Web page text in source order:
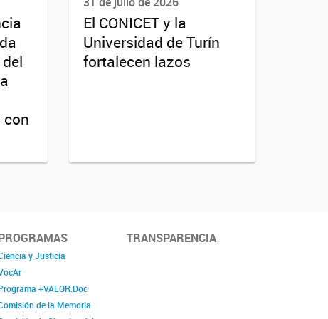
con
El CONICET y la
Universidad de Turín
fortalecen lazos
y Justicia
+VALOR.Doc
de la Memoria
TRANSPARENCIA